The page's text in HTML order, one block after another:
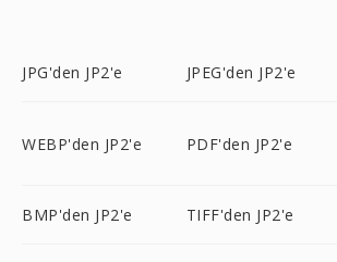
JPG'den JP2'e JPEG'den JP2'e
WEBP'den JP2'e PDF'den JP2'e
BMP'den JP2'e TIFF'den JP2'e